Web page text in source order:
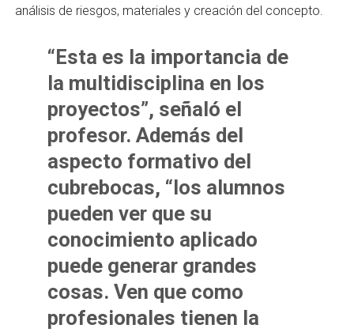
análisis de riesgos, materiales y creación del concepto.
“Esta es la importancia de
la multidisciplina en los
proyectos”, señaló el
profesor. Además del
aspecto formativo del
cubrebocas, “los alumnos
pueden ver que su
conocimiento aplicado
puede generar grandes
cosas. Ven que como
profesionales tienen la